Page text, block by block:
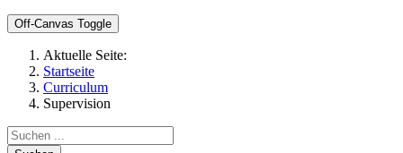
Off-Canvas Toggle
Aktuelle Seite:
Startseite
Curriculum
Supervision